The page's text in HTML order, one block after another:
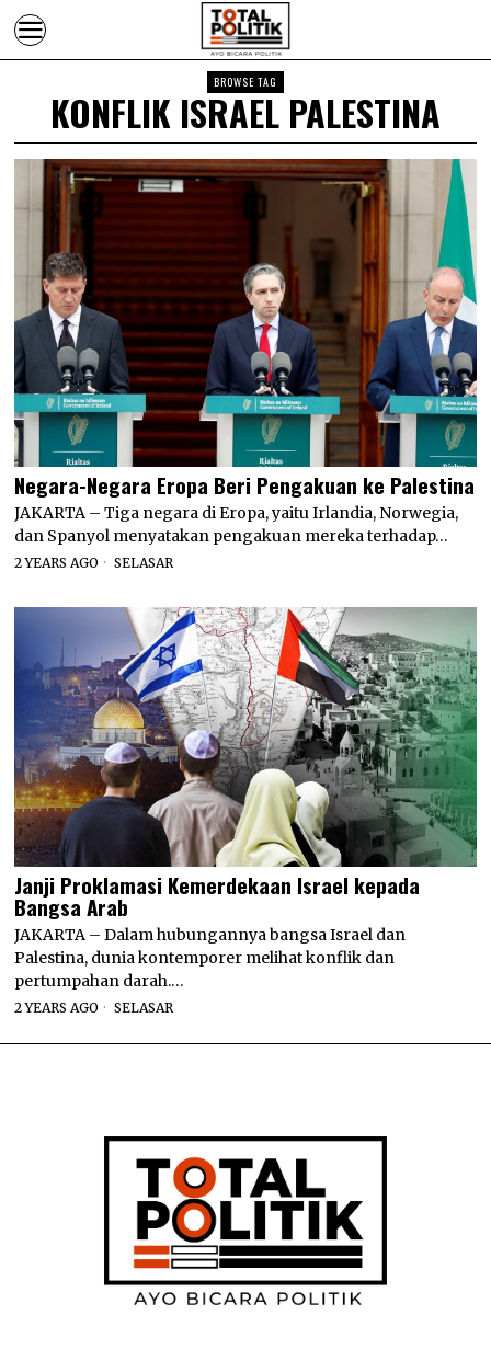
BROWSE TAG
KONFLIK ISRAEL PALESTINA
Negara-Negara Eropa Beri Pengakuan ke Palestina
JAKARTA – Tiga negara di Eropa, yaitu Irlandia, Norwegia,
dan Spanyol menyatakan pengakuan mereka terhadap…
2 YEARS AGO SELASAR
Janji Proklamasi Kemerdekaan Israel kepada
Bangsa Arab
JAKARTA – Dalam hubungannya bangsa Israel dan
Palestina, dunia kontemporer melihat konflik dan
pertumpahan darah.…
2 YEARS AGO SELASAR